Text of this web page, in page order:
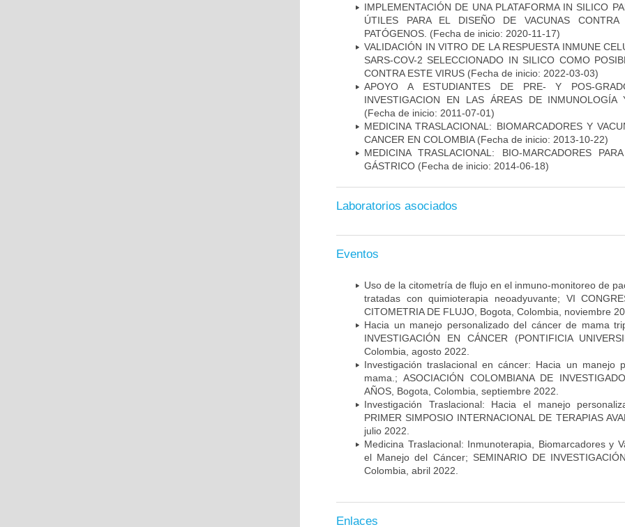
IMPLEMENTACIÓN DE UNA PLATAFORMA IN SILICO
ÚTILES PARA EL DISEÑO DE VACUNAS
PATÓGENOS. (Fecha de inicio: 2020-11-17)
VALIDACIÓN IN VITRO DE LA RESPUESTA INMUNE
SARS-COV-2 SELECCIONADO IN SILICO COMO
CONTRA ESTE VIRUS (Fecha de inicio: 2022-03-03)
APOYO A ESTUDIANTES DE PRE- Y POS-
INVESTIGACION EN LAS ÁREAS DE INMUNOLOGÍA
(Fecha de inicio: 2011-07-01)
MEDICINA TRASLACIONAL: BIOMARCADORES Y
CANCER EN COLOMBIA(Fecha de inicio: 2013-10-22)
MEDICINA TRASLACIONAL: BIO-MARCADORES
GÁSTRICO (Fecha de inicio: 2014-06-18)
Laboratorios asociados
Eventos
Uso de la citometría de flujo en el inmuno-monitoreo de
tratadas con quimioterapia neoadyuvante; VI
CITOMETRIA DE FLUJO, Bogota, Colombia, noviembre
Hacia un manejo personalizado del cáncer de mama
INVESTIGACIÓN EN CÁNCER (PONTIFICIA
Colombia, agosto 2022.
Investigación traslacional en cáncer: Hacia un manejo
mama.; ASOCIACIÓN COLOMBIANA DE
AÑOS, Bogota, Colombia, septiembre 2022.
Investigación Traslacional: Hacia el manejo
PRIMER SIMPOSIO INTERNACIONAL DE TERAPIAS
julio 2022.
Medicina Traslacional: Inmunoterapia, Biomarcadores y
el Manejo del Cáncer; SEMINARIO DE
Colombia, abril 2022.
Enlaces